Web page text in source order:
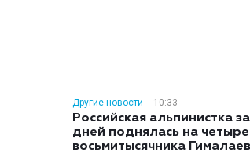
Другие новости 10:33
Российская альпинистка
дней поднялась на четыре
восьмитысячника Гималаев